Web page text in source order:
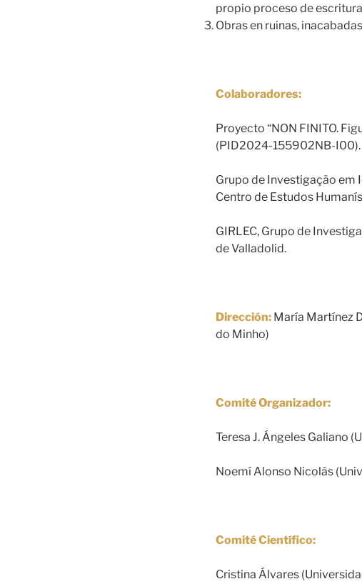
propio proceso de
Obras en ruinas,
Colaboradores:
Proyecto “NON FINITO.
(PID2024-155902NB-I00).
Grupo de Investigação em
Centro de Estudos
GIRLEC, Grupo de
de Valladolid.
Dirección: María Martínez
do Minho)
Comité Organizador:
Teresa J. Ángeles Galiano
Noemí Alonso Nicolás
Comité Científico:
Cristina Álvares